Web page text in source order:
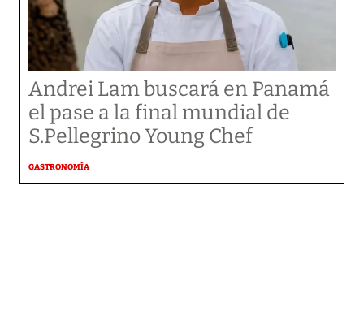
Andrei Lam buscará en Panamá
el pase a la final mundial de
S.Pellegrino Young Chef
GASTRONOMÍA